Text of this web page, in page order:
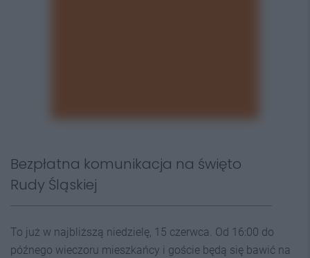
Bezpłatna komunikacja na święto
Rudy Śląskiej
To już w najbliższą niedzielę, 15 czerwca. Od 16:00 do
późnego wieczoru mieszkańcy i goście będą się bawić na